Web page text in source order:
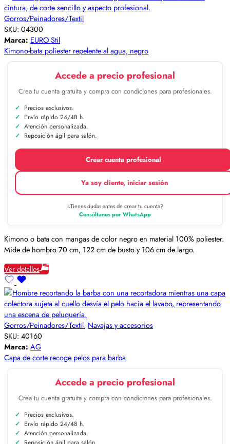
Gorros/Peinadores/Textil
SKU: 04300
Marca: EURO Stil
Kimono-bata poliester repelente al agua, negro
Accede a precio profesional
Crea tu cuenta gratuita y compra con condiciones para profesionales.
Precios exclusivos.
Envío rápido 24/48 h.
Atención personalizada.
Reposición ágil para salón.
Crear cuenta profesional
Ya soy cliente, iniciar sesión
¿Tienes dudas antes de crear tu cuenta?
Consúltanos por WhatsApp
Kimono o bata con mangas de color negro en material 100% poliester.
Mide de hombro 70 cm, 122 cm de busto y 106 cm de largo.
Ver detalles
Gorros/Peinadores/Textil, Navajas y accesorios
SKU: 40160
Marca: AG
Capa de corte recoge pelos para barba
Accede a precio profesional
Crea tu cuenta gratuita y compra con condiciones para profesionales.
Precios exclusivos.
Envío rápido 24/48 h.
Atención personalizada.